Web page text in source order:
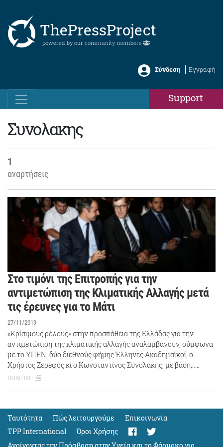
ThePressProject
powered by our community members
Σύνδεση Εγγραφή
Support
Συνολακης
1
αναρτήσεις
Στο τιμόνι της Επιτροπής για την
αντιμετώπιση της Κλιματικής Αλλαγής μετά
τις έρευνες για το Μάτι
27/11/2019
«Κρίσιμους ρόλους» στην προσπάθεια της Ελλάδας για την
αντιμετώπιση της κλιματικής αλλαγής αναλαμβάνουν, σύμφωνα
με το ΥΠΕΝ, δύο διεθνούς φήμης Έλληνες Ακαδημαϊκοί, ο
Χρήστος Ζερεφός κι ο Κωνσταντίνος Συνολάκης, με βάση……
ΠΟΛΙΤΙΚΗ
Ταυτότητα Πώς λειτουργούμε
Eπικοινωνία
TPP International
Όροι Χρήσης